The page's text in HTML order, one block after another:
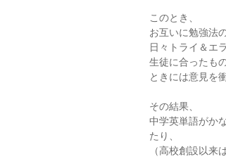
このとき、
お互いに勉強法
日々トライ＆エ
生徒に合ったも
ときには意見を
その結果、
中学英単語がか
たり、
（高校創設以来